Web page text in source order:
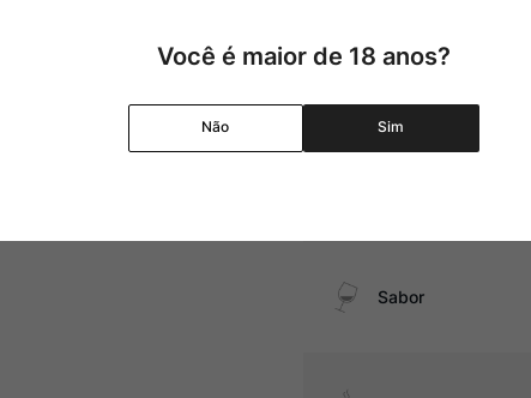
Graduação Alcóolica
Amadurecimento
Sabor
Você é maior de 18 anos?
Não Sim